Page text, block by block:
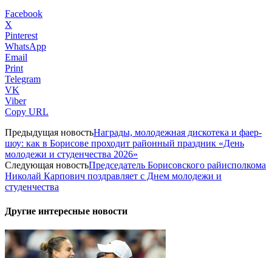
Facebook
X
Pinterest
WhatsApp
Email
Print
Telegram
VK
Viber
Copy URL
Предыдущая новостьНаграды, молодежная дискотека и фаер-
шоу: как в Борисове проходит районный праздник «День
молодежи и студенчества 2026»
Следующая новостьПредседатель Борисовского райисполкома
Николай Карпович поздравляет с Днем молодежи и
студенчества
Другие интересные новости